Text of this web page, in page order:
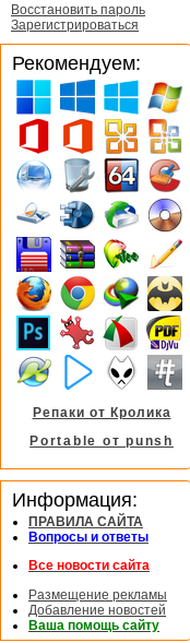
Восстановить пароль
Зарегистрироваться
Рекомендуем:
Репаки от Кролика
Portable от punsh
Информация:
ПРАВИЛА САЙТА
Вопросы и ответы
Все новости сайта
Размещение рекламы
Добавление новостей
Ваша помощь сайту